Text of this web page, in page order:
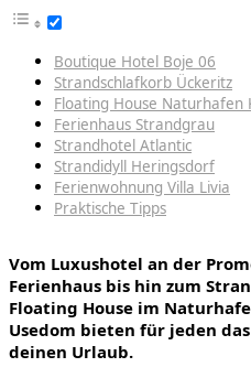
Boutique Hotel Boje 06
Strandschlafkorb Ückeritz
Floating House Naturhafen
Ferienhaus Strandgrau
Strandhotel Atlantic
Strandidyll Heringsdorf
Ferienwohnung Villa Livia
Praktische Tipps
Vom Luxushotel an der
Ferienhaus bis hin zum
Floating House im
Usedom bieten für jeden
deinen Urlaub.